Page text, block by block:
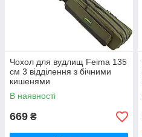
Чохол для вудлищ Feima 135
см 3 відділення з бічними
кишенями
В наявності
669 ₴